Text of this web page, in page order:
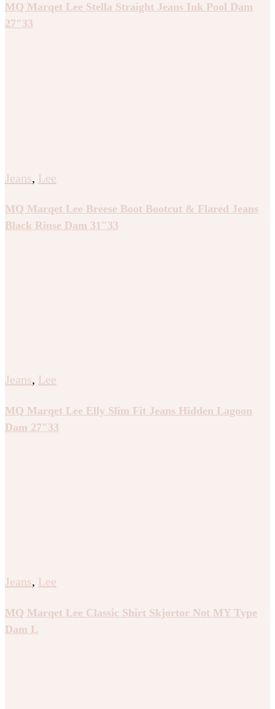
MQ Marqet Lee Stella Straight Jeans Ink Pool Dam
27″33
Jeans, Lee
MQ Marqet Lee Breese Boot Bootcut & Flared Jeans
Black Rinse Dam 31″33
Jeans, Lee
MQ Marqet Lee Elly Slim Fit Jeans Hidden Lagoon
Dam 27″33
Jeans, Lee
MQ Marqet Lee Classic Shirt Skjortor Not MY Type
Dam L